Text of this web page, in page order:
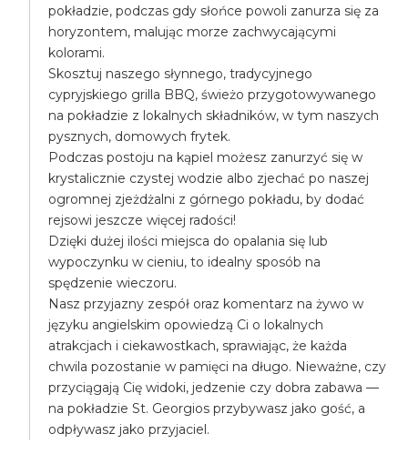
pokładzie, podczas gdy słońce powoli zanurza się za
horyzontem, malując morze zachwycającymi
kolorami.
Skosztuj naszego słynnego, tradycyjnego
cypryjskiego grilla BBQ, świeżo przygotowywanego
na pokładzie z lokalnych składników, w tym naszych
pysznych, domowych frytek.
Podczas postoju na kąpiel możesz zanurzyć się w
krystalicznie czystej wodzie albo zjechać po naszej
ogromnej zjeżdżalni z górnego pokładu, by dodać
rejsowi jeszcze więcej radości!
Dzięki dużej ilości miejsca do opalania się lub
wypoczynku w cieniu, to idealny sposób na
spędzenie wieczoru.
Nasz przyjazny zespół oraz komentarz na żywo w
języku angielskim opowiedzą Ci o lokalnych
atrakcjach i ciekawostkach, sprawiając, że każda
chwila pozostanie w pamięci na długo. Nieważne, czy
przyciągają Cię widoki, jedzenie czy dobra zabawa —
na pokładzie St. Georgios przybywasz jako gość, a
odpływasz jako przyjaciel.